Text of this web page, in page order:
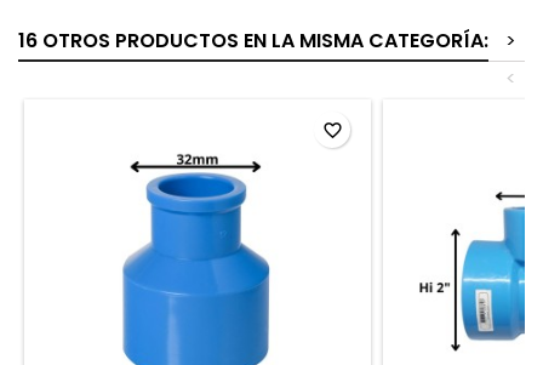
16 OTROS PRODUCTOS EN LA MISMA CATEGORÍA:
>
<
favorite_border